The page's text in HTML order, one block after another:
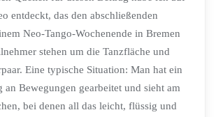
entdeckt, das den abschließenden
Neo-Tango-Wochenende in Bremen
stehen um die Tanzfläche und
Eine typische Situation: Man hat ein
an Bewegungen gearbeitet und sieht am
bei denen all das leicht, flüssig und